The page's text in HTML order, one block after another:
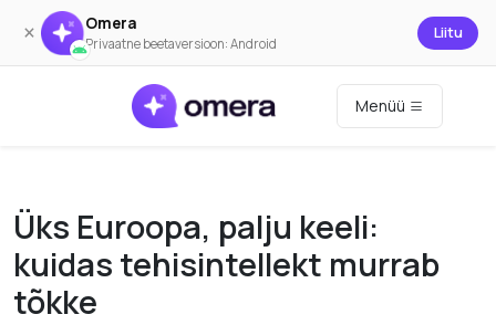
× Omera
Privaatne beetaversioon: Android
Liitu
Menüü
Üks Euroopa, palju keeli:
kuidas tehisintellekt murrab
tõkke